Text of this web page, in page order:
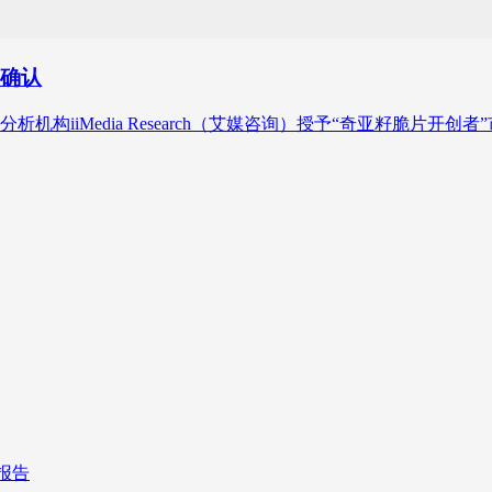
认
机构iiMedia Research（艾媒咨询）授予“奇亚籽脆片开创者”
告